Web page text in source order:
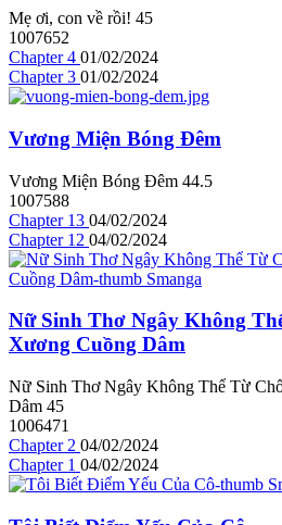
Mẹ ơi, con về rồi! 45
1007652
Chapter 4 01/02/2024
Chapter 3 01/02/2024
Vương Miện Bóng Đêm
Vương Miện Bóng Đêm 44.5
1007588
Chapter 13 04/02/2024
Chapter 12 04/02/2024
Nữ Sinh Thơ Ngây Không
Xương Cuồng Dâm
Nữ Sinh Thơ Ngây Không Thể Từ
Dâm 45
1006471
Chapter 2 04/02/2024
Chapter 1 04/02/2024